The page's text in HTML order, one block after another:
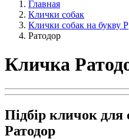
Главная
Клички собак
Клички собак на букву Р
Ратодор
Кличка
Підбір кличок для
Ратодор